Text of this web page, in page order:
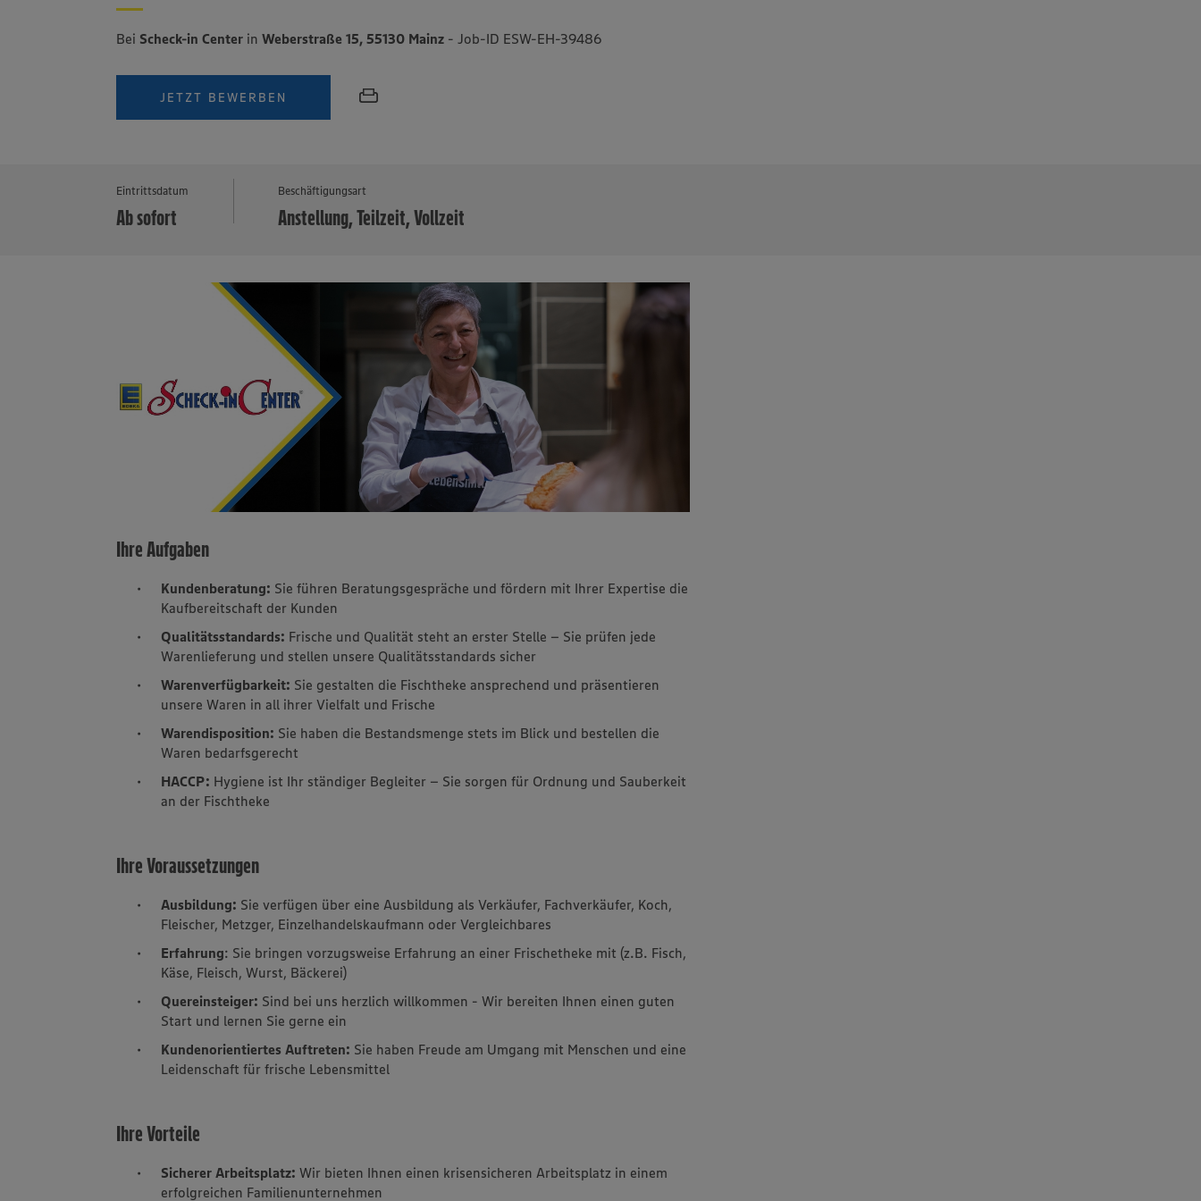
Bei Scheck-in Center inWeberstraße 15, 55130 Mainz - Job-ID ESW-EH-39486
JETZT BEWERBEN
Eintrittsdatum
Ab sofort
Beschäftigungsart
Anstellung, Teilzeit, Vollzeit
Ihre Aufgaben
Kundenberatung: Sie führen Beratungsgespräche und fördern mit Ihrer Expertise die
Kaufbereitschaft der Kunden
Qualitätsstandards: Frische und Qualität steht an erster Stelle – Sie prüfen jede
Warenlieferung und stellen unsere Qualitätsstandards sicher
Warenverfügbarkeit: Sie gestalten die Fischtheke ansprechend und präsentieren
unsere Waren in all ihrer Vielfalt und Frische
Warendisposition: Sie haben die Bestandsmenge stets im Blick und bestellen die
Waren bedarfsgerecht
HACCP: Hygiene ist Ihr ständiger Begleiter – Sie sorgen für Ordnung und Sauberkeit
an der Fischtheke
Ihre Voraussetzungen
Ausbildung: Sie verfügen über eine Ausbildung als Verkäufer, Fachverkäufer, Koch,
Fleischer, Metzger, Einzelhandelskaufmann oder Vergleichbares
Erfahrung: Sie bringen vorzugsweise Erfahrung an einer Frischetheke mit (z.B. Fisch,
Käse, Fleisch, Wurst, Bäckerei)
Quereinsteiger: Sind bei uns herzlich willkommen - Wir bereiten Ihnen einen guten
Start und lernen Sie gerne ein
Kundenorientiertes Auftreten: Sie haben Freude am Umgang mit Menschen und eine
Leidenschaft für frische Lebensmittel
Ihre Vorteile
Sicherer Arbeitsplatz:Wir bieten Ihnen einen krisensicheren Arbeitsplatz in einem
erfolgreichen Familienunternehmen